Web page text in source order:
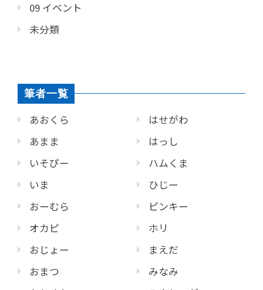
09 イベント
未分類
筆者一覧
あおくら
あまま
いそぴー
いま
おーむら
オカピ
おじょー
おまつ
はせがわ
はっし
ハムくま
ひじー
ピンキー
ホリ
まえだ
みなみ